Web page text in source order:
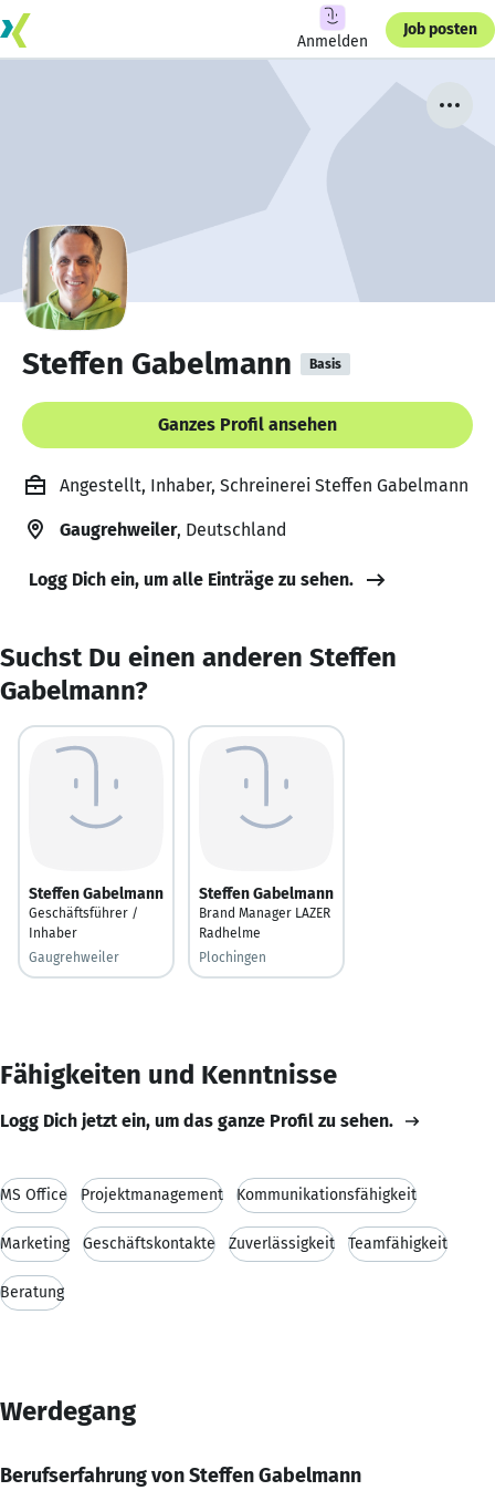
Anmelden
Job posten
Steffen Gabelmann Basis
Ganzes Profil ansehen
Angestellt, Inhaber, Schreinerei Steffen Gabelmann
Gaugrehweiler, Deutschland
Logg Dich ein, um alle Einträge zu sehen.
Suchst Du einen anderen Steffen
Gabelmann?
Steffen Gabelmann
Geschäftsführer /
Inhaber
Gaugrehweiler
Steffen Gabelmann
Brand Manager LAZER
Radhelme
Plochingen
Fähigkeiten und Kenntnisse
Logg Dich jetzt ein, um das ganze Profil zu sehen.
MS Office Projektmanagement Kommunikationsfähigkeit
Marketing Geschäftskontakte Zuverlässigkeit Teamfähigkeit
Beratung
Werdegang
Berufserfahrung von Steffen Gabelmann